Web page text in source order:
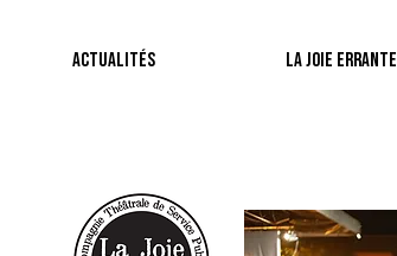
Actualités La Joie Errante